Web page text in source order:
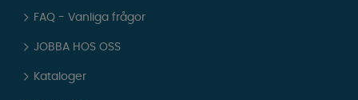
FAQ - Vanliga frågor
JOBBA HOS OSS
Kataloger